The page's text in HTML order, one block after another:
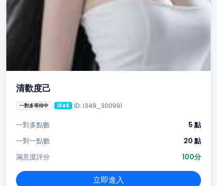
清歡度己
一對多等待中 i349 ID: i349_300991
一對多點數
5 點
一對一點數
20 點
滿意度評分
100分
立即進入